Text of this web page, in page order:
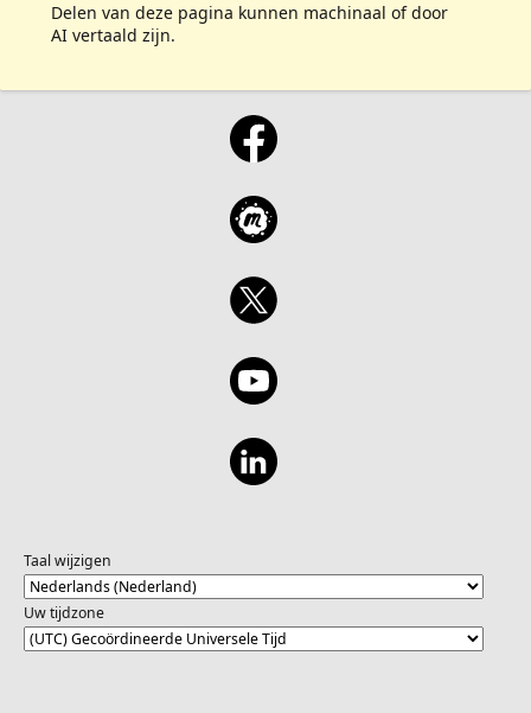
Delen van deze pagina kunnen machinaal of door
AI vertaald zijn.
Taal wijzigen
Uw tijdzone